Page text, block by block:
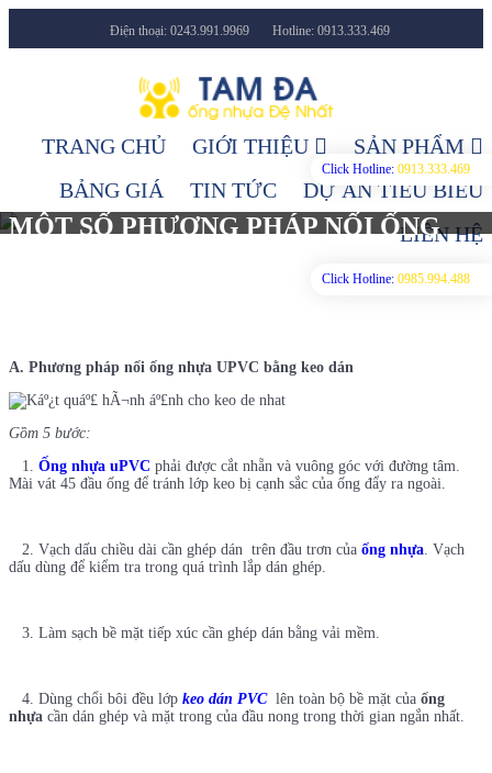
Điện thoại: 0243.991.9969 Hotline: 0913.333.469
Facebook Youtube
TRANG CHỦ GIỚI THIỆU
SẢN PHẨM
BẢNG GIÁ
TIN TỨC
DỰ ÁN TIÊU BIỂU
LIÊN HỆ
Click Hotline: 0913.333.469
Click Hotline: 0985.994.488
MỘT SỐ PHƯƠNG PHÁP NỐI ỐNG
A. Phương pháp nối ống nhựa UPVC bằng keo dán
Gồm 5 bước:
1. Ống nhựa uPVC phải được cắt nhẵn và vuông góc với đường tâm.
Mài vát 45 đầu ống để tránh lớp keo bị cạnh sắc của ống đẩy ra ngoài.
2. Vạch dấu chiều dài cần ghép dán trên đầu trơn của ống nhựa. Vạch
dấu dùng để kiểm tra trong quá trình lắp dán ghép.
3. Làm sạch bề mặt tiếp xúc cần ghép dán bằng vải mềm.
4. Dùng chổi bôi đều lớp keo dán PVClên toàn bộ bề mặt của ống
nhựa cần dán ghép và mặt trong của đầu nong trong thời gian ngắn nhất.